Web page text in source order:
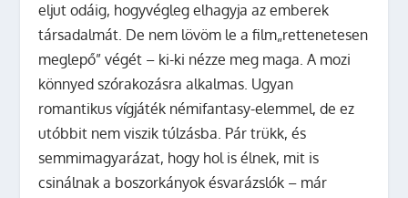
eljut odáig, hogyvégleg elhagyja az emberek
társadalmát. De nem lövöm le a film„rettenetesen
meglepő” végét – ki-ki nézze meg maga. A mozi
könnyed szórakozásra alkalmas. Ugyan
romantikus vígjáték némifantasy-elemmel, de ez
utóbbit nem viszik túlzásba. Pár trükk, és
semmimagyarázat, hogy hol is élnek, mit is
csinálnak a boszorkányok ésvarázslók – már